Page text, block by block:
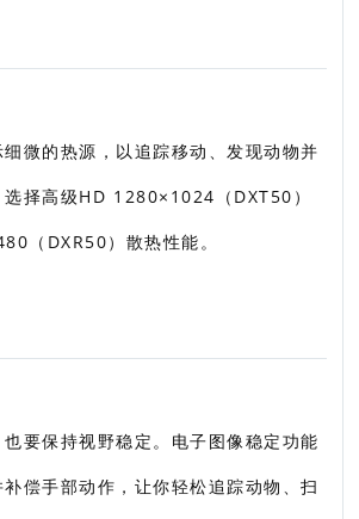
微的热源，以追踪移动、发现动物并
选择高级HD 1280×1024（DXT50）
（DXR50）散热性能。
要保持视野稳定。电子图像稳定功能
偿手部动作，让你轻松追踪动物、扫